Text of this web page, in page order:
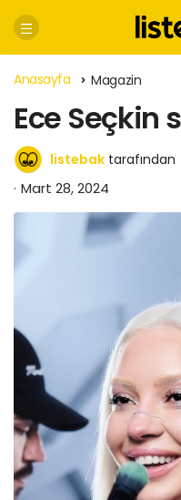
Anasayfa Magazin
Ece Seçkin
listebak tarafından
Mart 28, 2024